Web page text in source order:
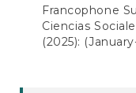
Francophone
Ciencias
(2025):